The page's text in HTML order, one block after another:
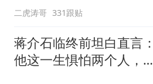
二虎涛哥 331跟贴
蒋介石临终前坦白直言：
他这一生惧怕两个人，却